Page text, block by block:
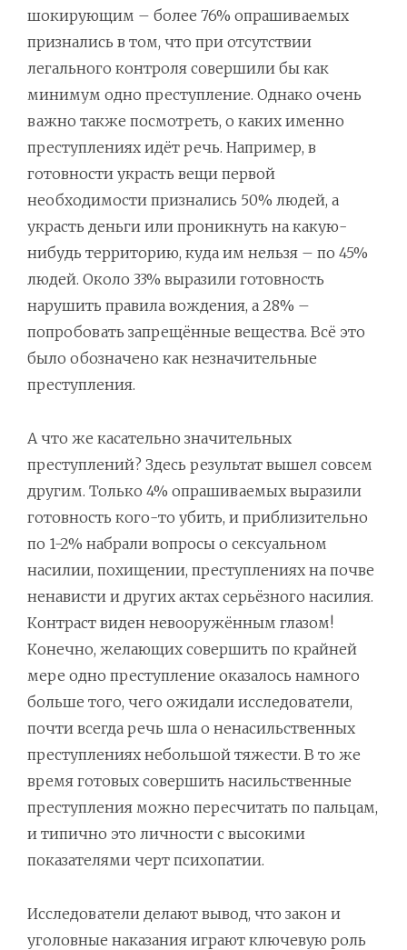
шокирующим – более 76% опрашиваемых
признались в том, что при отсутствии
легального контроля совершили бы как
минимум одно преступление. Однако очень
важно также посмотреть, о каких именно
преступлениях идёт речь. Например, в
готовности украсть вещи первой
необходимости признались 50% людей, а
украсть деньги или проникнуть на какую-
нибудь территорию, куда им нельзя – по 45%
людей. Около 33% выразили готовность
нарушить правила вождения, а 28% –
попробовать запрещённые вещества. Всё это
было обозначено как незначительные
преступления.
А что же касательно значительных
преступлений? Здесь результат вышел совсем
другим. Только 4% опрашиваемых выразили
готовность кого-то убить, и приблизительно
по 1-2% набрали вопросы о сексуальном
насилии, похищении, преступлениях на почве
ненависти и других актах серьёзного насилия.
Контраст виден невооружённым глазом!
Конечно, желающих совершить по крайней
мере одно преступление оказалось намного
больше того, чего ожидали исследователи,
почти всегда речь шла о ненасильственных
преступлениях небольшой тяжести. В то же
время готовых совершить насильственные
преступления можно пересчитать по пальцам,
и типично это личности с высокими
показателями черт психопатии.
Исследователи делают вывод, что закон и
уголовные наказания играют ключевую роль